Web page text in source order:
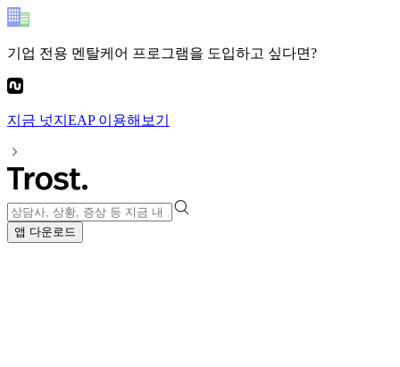
기업 전용 멘탈케어 프로그램을 도입하고 싶다면?
지금 넛지EAP이용해보기
앱 다운로드